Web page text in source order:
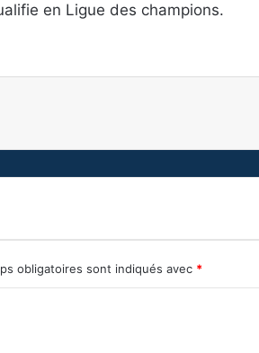
en Ligue des champions.
obligatoires sont indiqués avec *